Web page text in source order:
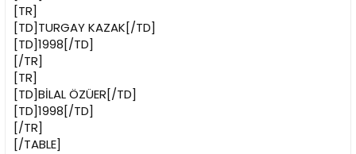
[TR]
[TD]TURGAY KAZAK[/TD]
[TD]1998[/TD]
[/TR]
[TR]
[TD]BİLAL ÖZÜER[/TD]
[TD]1998[/TD]
[/TR]
[/TABLE]